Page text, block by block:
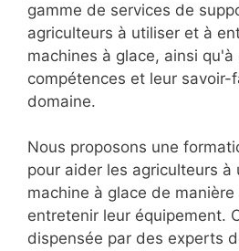
gamme de services de
agriculteurs à utiliser et à
machines à glace, ainsi
compétences et leur savoir-
domaine.
Nous proposons une
pour aider les agriculteurs à
machine à glace de
entretenir leur équipement.
dispensée par des experts